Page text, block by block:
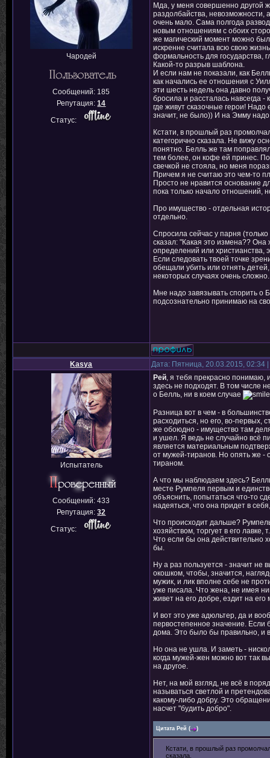
Чародей
Сообщений: 185
Репутация:14
Статус:
Мда, у меня совершенно другой
раздолбайства, невозможности,
очень мало. Сама полгода
новым отношениям с обоих
же магический момент можно
искренне считала всю свою
формальность для государства,
Какой-то разрыв шаблона.
И если нам не показали, как
как начались ее отношения с
эти шесть недель она давно
бросила и рассталась навсегда -
где живут сказочные герои!
значит, не было)) И на Эмму
Кстати, в прошлый раз
категорично сказала. Не вижу
понятно. Белль же там
тем более, он кофе ей принес.
свечкой не стояла, но меня
Причем я не считаю это чем-то
Просто не нравится основание
пока только начало отношений,
Про имущество - отдельная
отдельно.
Спросила сейчас у парня
сказал: "Какая это измена??
определений или христианства,
Если следовать твоей точке
обещали убить или отнять
некоторых случаях очень сложно.
Мне надо завязывать спорить о
подсознательно принимаю на
Kasya Дата: Пятница, 20.03.2015,
Испытатель
Сообщений:433
Репутация:32
Статус:
Рей, я тебя прекрасно
здесь не подходят. В том числе
о Белль, ни в коем случае
Разница вот в чем - в
расходиться, но его, во-первых,
же обоюдно - имущество там
и ушел. Я ведь не случайно всё
является материальным
от мужей-тиранов. Но опять же
тираном.
А что мы наблюдаем здесь?
месте Румпеля первым и
объяснить, попытаться что-то
надеяться, что она придет в
Что происходит дальше?
хозяйством, торгует в его
Что если бы она действительно
бы.
Ну а раз пользуется - значит не
окошком, чтобы, значится,
мужик, и лик вполне себе не
уже писала. Что жена, не имея
живет на его добре, ездит на
И вот это уже адюльтер, да и
первостепенное значение. Если
дома. Это было бы правильно, и
Но она не ушла. И заметь -
когда мужей-жен можно вот так
на другое.
Нет, на мой взгляд, не всё в
называться светлой и
какому-либо добру. Это
насчет "будить добро".
Цитата Рей ( )
Кстати, в прошлый раз
сказала.